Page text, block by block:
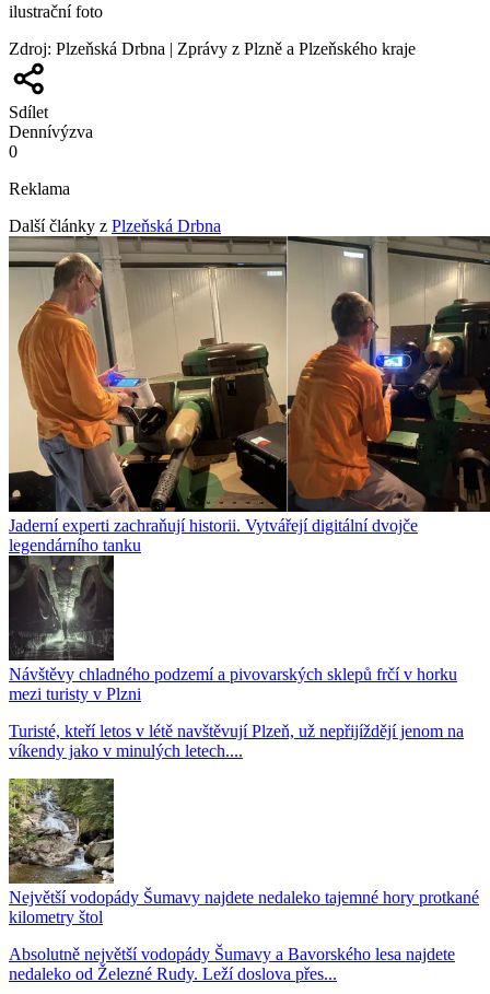
ilustrační foto
Zdroj: Plzeňská Drbna | Zprávy z Plzně a Plzeňského kraje
Sdílet
Dennívýzva
0
Reklama
Další články z Plzeňská Drbna
Jaderní experti zachraňují historii. Vytvářejí digitální dvojče
legendárního tanku
Návštěvy chladného podzemí a pivovarských sklepů frčí v horku
mezi turisty v Plzni
Turisté, kteří letos v létě navštěvují Plzeň, už nepřijíždějí jenom na
víkendy jako v minulých letech....
Největší vodopády Šumavy najdete nedaleko tajemné hory protkané
kilometry štol
Absolutně největší vodopády Šumavy a Bavorského lesa najdete
nedaleko od Železné Rudy. Leží doslova přes...